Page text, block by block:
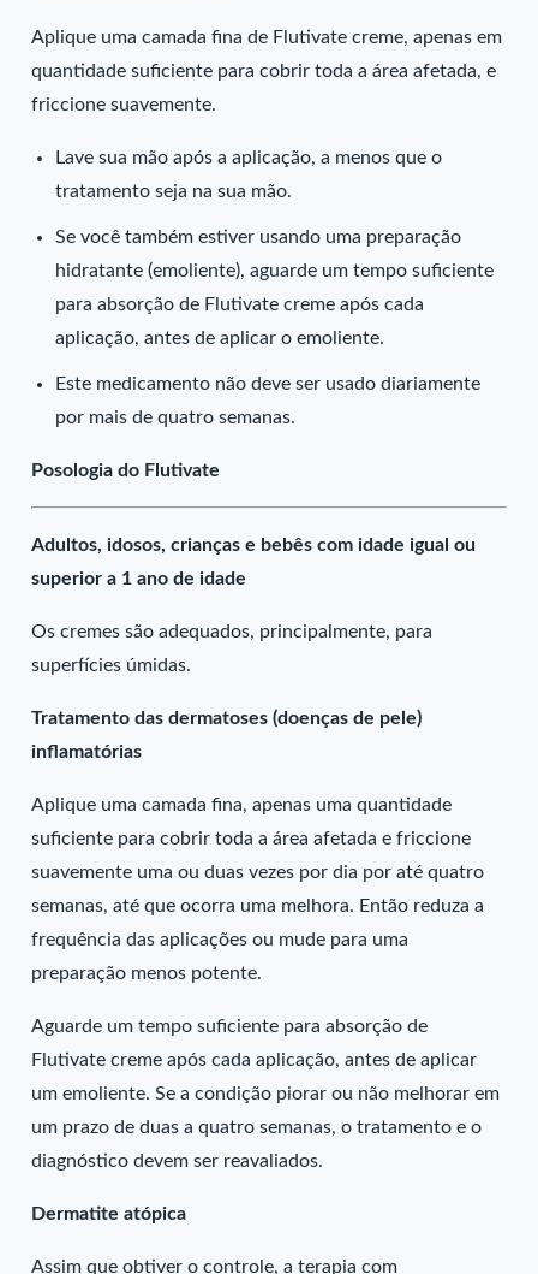
Aplique uma camada fina de Flutivate creme, apenas em
quantidade suficiente para cobrir toda a área afetada, e
friccione suavemente.
Lave sua mão após a aplicação, a menos que o
tratamento seja na sua mão.
Se você também estiver usando uma preparação
hidratante (emoliente), aguarde um tempo suficiente
para absorção de Flutivate creme após cada
aplicação, antes de aplicar o emoliente.
Este medicamento não deve ser usado diariamente
por mais de quatro semanas.
Posologia do Flutivate
Adultos, idosos, crianças e bebês com idade igual ou
superior a 1 ano de idade
Os cremes são adequados, principalmente, para
superfícies úmidas.
Tratamento das dermatoses (doenças de pele)
inflamatórias
Aplique uma camada fina, apenas uma quantidade
suficiente para cobrir toda a área afetada e friccione
suavemente uma ou duas vezes por dia por até quatro
semanas, até que ocorra uma melhora. Então reduza a
frequência das aplicações ou mude para uma
preparação menos potente.
Aguarde um tempo suficiente para absorção de
Flutivate creme após cada aplicação, antes de aplicar
um emoliente. Se a condição piorar ou não melhorar em
um prazo de duas a quatro semanas, o tratamento e o
diagnóstico devem ser reavaliados.
Dermatite atópica
Assim que obtiver o controle, a terapia com